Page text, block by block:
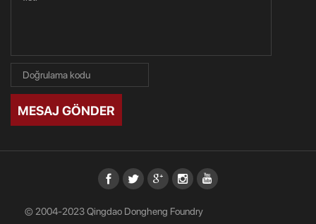
MESAJ GÖNDER
© 2004-2023 Qingdao Dongheng Foundry